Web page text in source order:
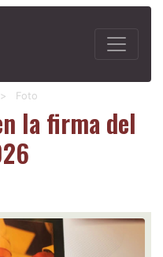
> Foto
la firma del